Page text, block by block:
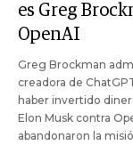
es Greg
OpenAI
Greg Brockman
creadora de
haber invertido
Elon Musk contra
abandonaron la